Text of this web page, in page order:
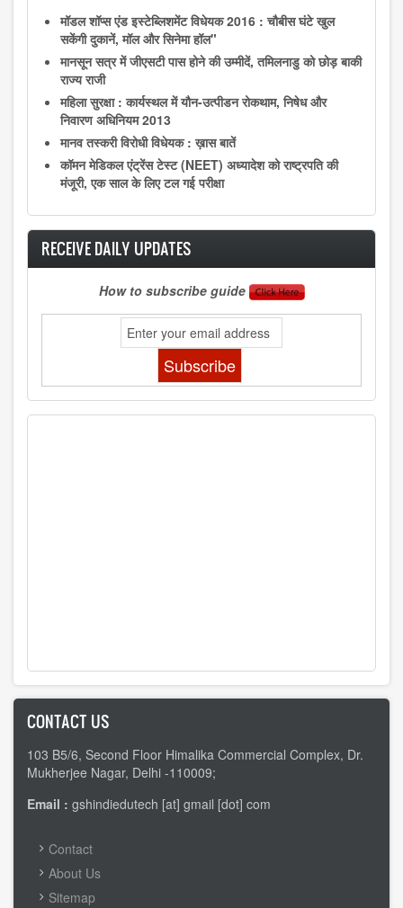
मॉडल शॉप्स एंड इस्टेब्लिशमेंट विधेयक 2016 : चौबीस घंटे खुल
सकेंगी दुकानें, मॉल और सिनेमा हॉल"
मानसून सत्र में जीएसटी पास होने की उम्मीदें, तमिलनाडु को छोड़ बाकी
राज्य राजी
महिला सुरक्षा : कार्यस्थल में यौन-उत्पीडन रोकथाम, निषेध और
निवारण अधिनियम 2013
मानव तस्करी विरोधी विधेयक : ख़ास बातें
कॉमन मेडिकल एंट्रेंस टेस्ट (NEET) अध्यादेश को राष्ट्रपति की
मंजूरी, एक साल के लिए टल गई परीक्षा
RECEIVE DAILY UPDATES
How to subscribe guide
CONTACT US
103 B5/6, Second Floor Himalika Commercial Complex, Dr.
Mukherjee Nagar, Delhi -110009;
Email : gshindiedutech [at] gmail [dot] com
FOOTER
MENU
Contact
About Us
Sitemap